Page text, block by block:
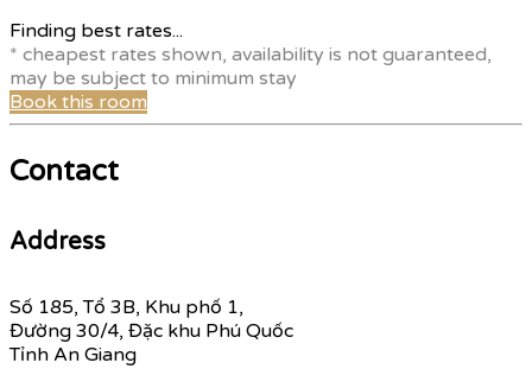
Finding best rates...
* cheapest rates shown, availability is not guaranteed,
may be subject to minimum stay
Book this room
Contact
Address
Số 185, Tổ 3B, Khu phố 1,
Đường 30/4, Đặc khu Phú Quốc
Tỉnh An Giang